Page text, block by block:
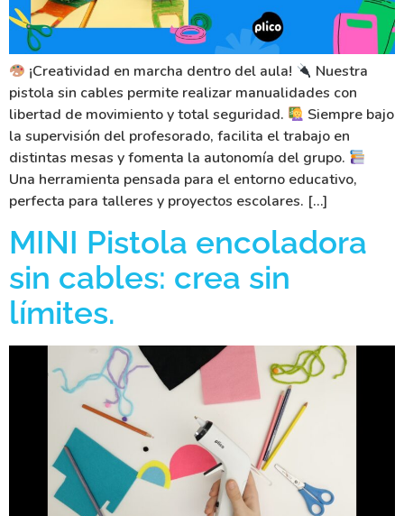
¡Creatividad en marcha dentro del aula!
Nuestra
pistola sin cables permite realizar manualidades con
libertad de movimiento y total seguridad.
Siempre bajo
la supervisión del profesorado, facilita el trabajo en
distintas mesas y fomenta la autonomía del grupo.
Una herramienta pensada para el entorno educativo,
perfecta para talleres y proyectos escolares. […]
MINI Pistola encoladora
sin cables: crea sin
límites.